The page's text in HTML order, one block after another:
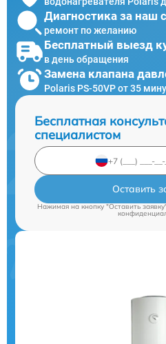
Диагностика за наш
ремонт по желанию
Бесплатный выезд
в день обращения
Замена клапана
Polaris PS-50VP от 35
Бесплатная
специалистом
Оставить
Нажимая на кнопку "Оставить